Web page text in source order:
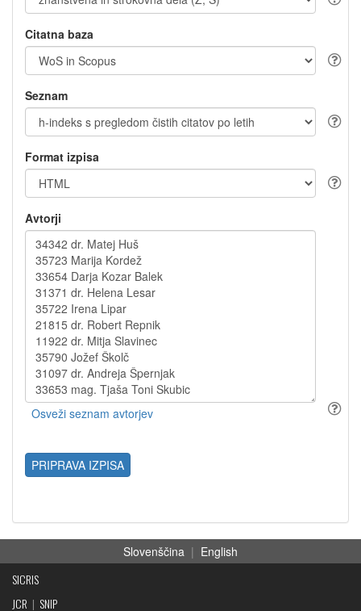
Citatna baza
Seznam
Format izpisa
Avtorji
PRIPRAVA IZPISA
Slovenščina | English
SICRIS
JCR | SNIP